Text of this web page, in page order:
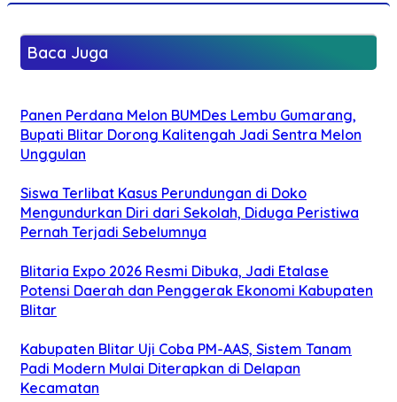
Baca Juga
Panen Perdana Melon BUMDes Lembu Gumarang,
Bupati Blitar Dorong Kalitengah Jadi Sentra Melon
Unggulan
Siswa Terlibat Kasus Perundungan di Doko
Mengundurkan Diri dari Sekolah, Diduga Peristiwa
Pernah Terjadi Sebelumnya
Blitaria Expo 2026 Resmi Dibuka, Jadi Etalase
Potensi Daerah dan Penggerak Ekonomi Kabupaten
Blitar
Kabupaten Blitar Uji Coba PM-AAS, Sistem Tanam
Padi Modern Mulai Diterapkan di Delapan
Kecamatan